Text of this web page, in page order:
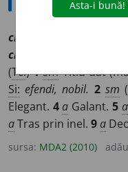
cilib
chiligh
(Tcî)1 smTitlu dat
Si: efendi, nobil. 2 sm (
Elegant. 4 a Galant. 5 a
aTras prin inel. 9a
sursa: MDA2 (2010)